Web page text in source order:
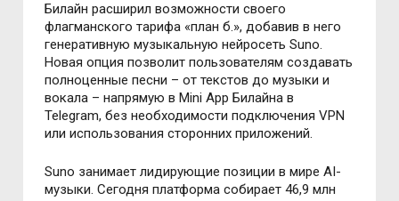
Билайн расширил возможности своего
флагманского тарифа «план б.», добавив в него
генеративную музыкальную нейросеть Suno.
Новая опция позволит пользователям создавать
полноценные песни – от текстов до музыки и
вокала – напрямую в Mini App Билайна в
Telegram, без необходимости подключения VPN
или использования сторонних приложений.
Suno занимает лидирующие позиции в мире AI-
музыки. Сегодня платформа собирает 46,9 млн